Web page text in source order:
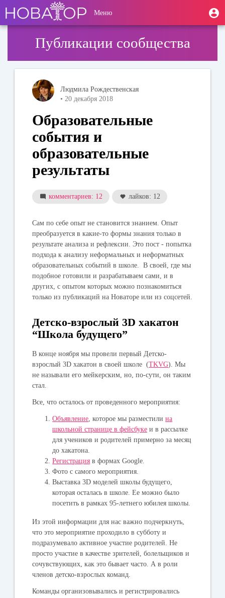
основному
содержанию
User
account
Меню
Публикации сообщества
Людмила Рождественская
• 20 декабря 2018
Образовательные
события и
образовательные
результаты
комментариев: 12 лайков: 12
Сам по себе опыт не становится знанием. Опыт
преобразуется в какие-то формы знания только в
результате анализа и рефлексии. Это пост - попытка
подхода к анализу неформальных и неформатных
образовательных событий в школе. В своей, где мы
подобное готовили и разрабатываем сами, и в
других, с опытом которых можно познакомиться
только из публикаций на Новаторе или из соцсетей.
Детско-взрослый 3D хакатон
“Школа будущего”
В конце ноября мы провели первый Детско-
взрослый 3D хакатон в своей школе (TKVG). Мы
не называли его мейкерским, но, по-сути, он таким
стал.
Все, что осталось от проведенного мероприятия:
Объявление , которое мы разместилина
школьной странице в фейсбуке и в рассылке
для учеников и родителей примерно за месяц
до хакатона.
Регистрация в формах Google.
Фото с самого мероприятия.
Выставка 3D моделей школы будущего,
которая осталась в школе. Ее можно было
посетить в рамках 95-летнего юбилея школы.
Из этой информации для нас важно подчеркнуть,
что это мероприятие проходило в субботу и
подразумевало активное участие родителей. Не
просто участие в качестве зрителей, болельщиков и
сочувствующих, как это бывает часто. А в роли
членов детско-взрослых команд.
Команды организовывались и регистрировались